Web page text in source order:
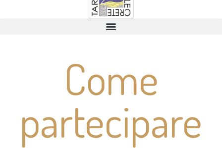
Come
partecipare